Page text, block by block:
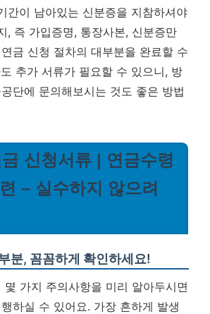
간이 남아있는 신분증을 지참하셔야
, 즉 가입증명, 통장사본, 신분증만
금 신청 절차의 대부분을 완료할 수
추가 서류가 필요할 수 있으니, 방
단에 문의해보시는 것도 좋은 방법
신청서류 | 연금수령
– 실수하지 않으려
분, 꼼꼼하게 확인하세요!
몇 가지 주의사항을 미리 알아두시면
하실 수 있어요. 가장 흔하게 발생